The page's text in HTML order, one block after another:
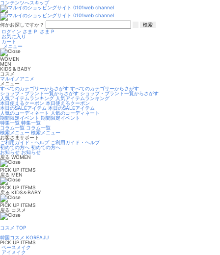
コンテンツへスキップ
何かお探しですか？
検索
ログイン さま P さま P
お気に入り
カート
メニュー
WOMEN
MEN
KIDS & BABY
コスメ
マルイノアニメ
メニュー
すべてのカテゴリーからさがす すべてのカテゴリーからさがす
ショップ・ブランド一覧からさがす ショップ・ブランド一覧からさがす
人気アイテムランキング 人気アイテムランキング
本日使えるクーポン 本日使えるクーポン
本日のSALEアイテム 本日のSALEアイテム
人気のコーディネート 人気のコーディネート
期間限定イベント 期間限定イベント
特集一覧 特集一覧
コラム一覧 コラム一覧
検索メニュー 検索メニュー
お客さまサポート
ご利用ガイド・ヘルプ ご利用ガイド・ヘルプ
初めての方へ 初めての方へ
お知らせ お知らせ
戻る WOMEN
PICK UP ITEMS
戻る MEN
PICK UP ITEMS
戻る KIDS＆BABY
PICK UP ITEMS
戻る コスメ
コスメ TOP
韓国コスメ KOREAJU
PICK UP ITEMS
ベースメイク
アイメイク